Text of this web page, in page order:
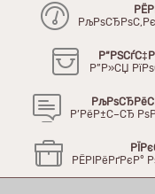
Р”Р»СЏ
Р’РёР±С–СЂ
РЁРІРёРґРєР°